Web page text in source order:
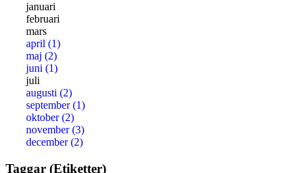
januari
februari
mars
april (1)
maj (2)
juni (1)
juli
augusti (2)
september(1)
oktober(2)
november(3)
december(2)
Taggar (Etiketter)